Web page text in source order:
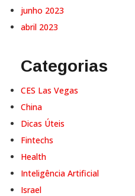
junho 2023
abril 2023
Categorias
CES Las Vegas
China
Dicas Úteis
Fintechs
Health
Inteligência Artificial
Israel